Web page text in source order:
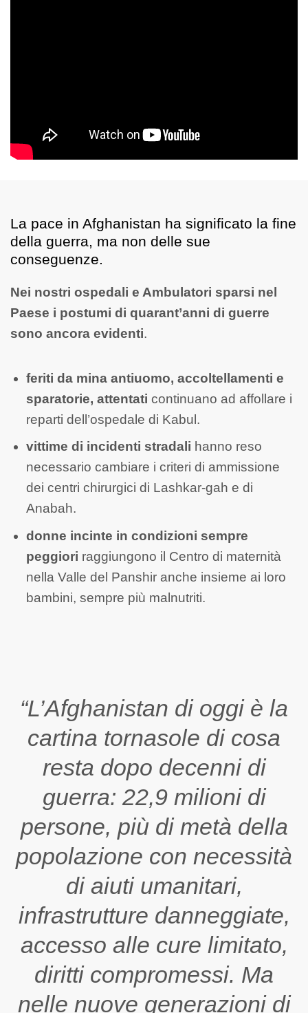
La pace in Afghanistan ha significato la fine
della guerra, ma non delle sue
conseguenze.
Nei nostri ospedali e Ambulatori sparsi nel
Paese i postumi di quarant’anni di guerre
sono ancora evidenti.
feriti da mina antiuomo, accoltellamenti e
sparatorie, attentati continuano ad affollare i
reparti dell’ospedale di Kabul.
vittime di incidenti stradali hanno reso
necessario cambiare i criteri di ammissione
dei centri chirurgici di Lashkar-gah e di
Anabah.
donne incinte in condizioni sempre
peggiori raggiungono il Centro di maternità
nella Valle del Panshir anche insieme ai loro
bambini, sempre più malnutriti.
“L’Afghanistan di oggi è la
cartina tornasole di cosa
resta dopo decenni di
guerra: 22,9 milioni di
persone, più di metà della
popolazione con necessità
di aiuti umanitari,
infrastrutture danneggiate,
accesso alle cure limitato,
diritti compromessi. Ma
nelle nuove generazioni di